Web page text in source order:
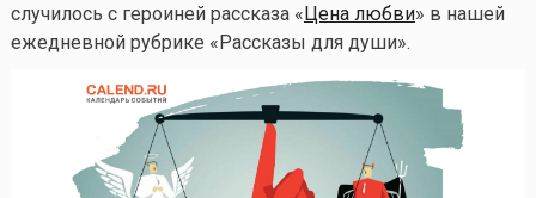
случилось с героиней рассказа «Цена любви» в нашей
ежедневной рубрике «Рассказы для души».